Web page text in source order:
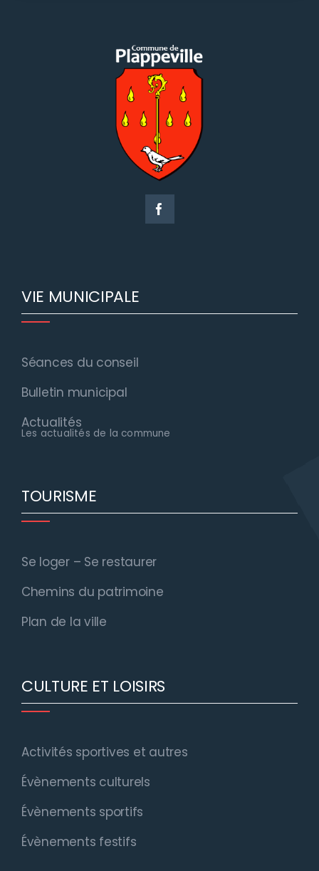
VIE MUNICIPALE
Séances du conseil
Bulletin municipal
Actualités
Les actualités de la commune
TOURISME
Se loger – Se restaurer
Chemins du patrimoine
Plan de la ville
CULTURE ET LOISIRS
Activités sportives et autres
Évènements culturels
Évènements sportifs
Évènements festifs